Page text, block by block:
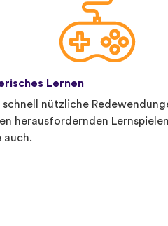
Lernen
schnell nützliche
herausfordernden
auch.